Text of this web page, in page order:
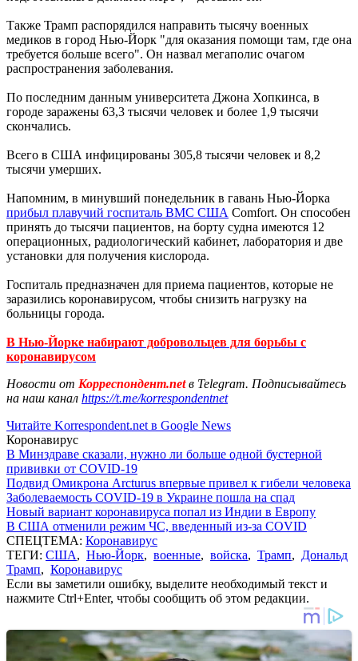
Также Трамп распорядился направить тысячу военных
медиков в город Нью-Йорк "для оказания помощи там, где она
требуется больше всего". Он назвал мегаполис очагом
распространения заболевания.
По последним данным университета Джона Хопкинса, в
городе заражены 63,3 тысячи человек и более 1,9 тысячи
скончались.
Всего в США инфицированы 305,8 тысячи человек и 8,2
тысячи умерших.
Напомним, в минувший понедельник в гавань Нью-Йорка
прибыл плавучий госпиталь ВМС США Comfort. Он способен
принять до тысячи пациентов, на борту судна имеются 12
операционных, радиологический кабинет, лаборатория и две
установки для получения кислорода.
Госпиталь предназначен для приема пациентов, которые не
заразились коронавирусом, чтобы снизить нагрузку на
больницы города.
В Нью-Йорке набирают добровольцев для борьбы с
коронавирусом
Новости от Корреспондент.netв Telegram. Подписывайтесь
на наш канал https://t.me/korrespondentnet
Читайте Korrespondent.net в Google News
Коронавирус
В Минздраве сказали, нужно ли больше одной бустерной
прививки от COVID-19
Подвид Омикрона Arcturus впервые привел к гибели человека
Заболеваемость COVID-19 в Украине пошла на спад
Новый вариант коронавируса попал из Индии в Европу
В США отменили режим ЧС, введенный из-за COVID
СПЕЦТЕМА: Коронавирус
ТЕГИ: США, Нью-Йорк, военные, войска, Трамп, Дональд
Трамп, Коронавирус
Если вы заметили ошибку, выделите необходимый текст и
нажмите Ctrl+Enter, чтобы сообщить об этом редакции.